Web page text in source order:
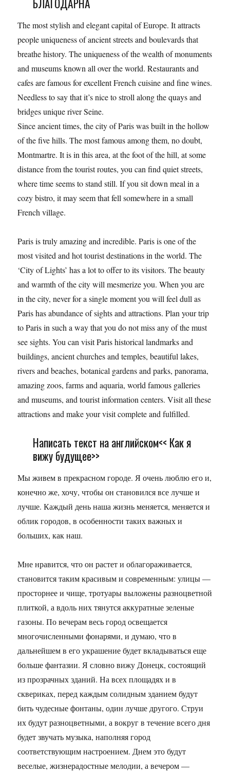
The most stylish and elegant capital of Europe. It attracts
people uniqueness of ancient streets and boulevards that
breathe history. The uniqueness of the wealth of monuments
and museums known all over the world. Restaurants and
cafes are famous for excellent French cuisine and fine wines.
Needless to say that it’s nice to stroll along the quays and
bridges unique river Seine.
Since ancient times, the city of Paris was built in the hollow
of the five hills. The most famous among them, no doubt,
Montmartre. It is in this area, at the foot of the hill, at some
distance from the tourist routes, you can find quiet streets,
where time seems to stand still. If you sit down meal in a
cozy bistro, it may seem that fell somewhere in a small
French village.
Paris is truly amazing and incredible. Paris is one of the
most visited and hot tourist destinations in the world. The
‘City of Lights’ has a lot to offer to its visitors. The beauty
and warmth of the city will mesmerize you. When you are
in the city, never for a single moment you will feel dull as
Paris has abundance of sights and attractions. Plan your trip
to Paris in such a way that you do not miss any of the must
see sights. You can visit Paris historical landmarks and
buildings, ancient churches and temples, beautiful lakes,
rivers and beaches, botanical gardens and parks, panorama,
amazing zoos, farms and aquaria, world famous galleries
and museums, and tourist information centers. Visit all these
attractions and make your visit complete and fulfilled.
Написать текст на английском<< Как я
вижу будущее>>
Мы живем в прекрасном городе. Я очень люблю его и,
конечно же, хочу, чтобы он становился все лучше и
лучше. Каждый день наша жизнь меняется, меняется и
облик городов, в особенности таких важных и
больших, как наш.
Мне нравится, что он растет и облагораживается,
становится таким красивым и современным: улицы —
просторнее и чище, тротуары выложены разноцветной
плиткой, а вдоль них тянутся аккуратные зеленые
газоны. По вечерам весь город освещается
многочисленными фонарями, и думаю, что в
дальнейшем в его украшение будет вкладываться еще
больше фантазии. Я словно вижу Донецк, состоящий
из прозрачных зданий. На всех площадях и в
сквериках, перед каждым солидным зданием будут
бить чудесные фонтаны, один лучше другого. Струи
их будут разноцветными, а вокруг в течение всего дня
будет звучать музыка, наполняя город
соответствующим настроением. Днем это будут
веселые, жизнерадостные мелодии, а вечером —